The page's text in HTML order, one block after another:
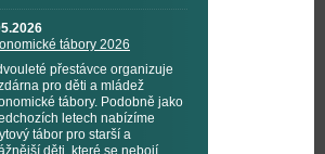
tábory 2026
přestávce organizuje
pro děti a mládež
tábory. Podobně jako
letech nabízíme
tábor pro starší a
děti, které se nebojí